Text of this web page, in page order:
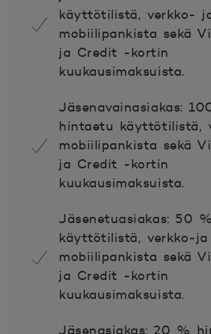
käyttötilistä, verkko-
mobiilipankista sekä
ja Credit -kortin
kuukausimaksuista.
Jäsenavainasiakas:
hintaetu käyttötilistä,
mobiilipankista sekä
ja Credit -kortin
kuukausimaksuista.
Jäsenetuasiakas: 50
käyttötilistä, verkko-ja
mobiilipankista sekä
ja Credit -kortin
kuukausimaksuista.
Jäsenasiakas: 20 %